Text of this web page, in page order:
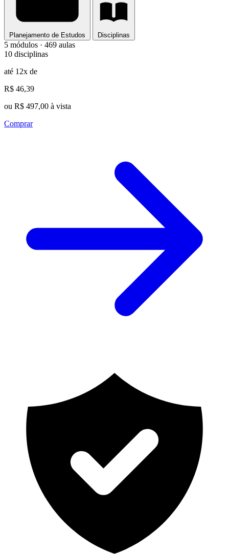
Planejamento de Estudos Disciplinas
5 módulos · 469 aulas
10 disciplinas
até 12x de
R$ 46,39
ou R$ 497,00 à vista
Comprar